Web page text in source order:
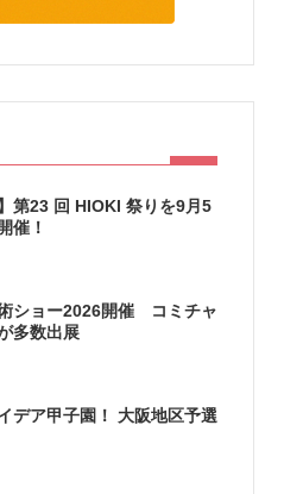
第23 回 HIOKI 祭りを9月5
催！
ショー2026開催 コミチャ
多数出展
デア甲子園！ 大阪地区予選